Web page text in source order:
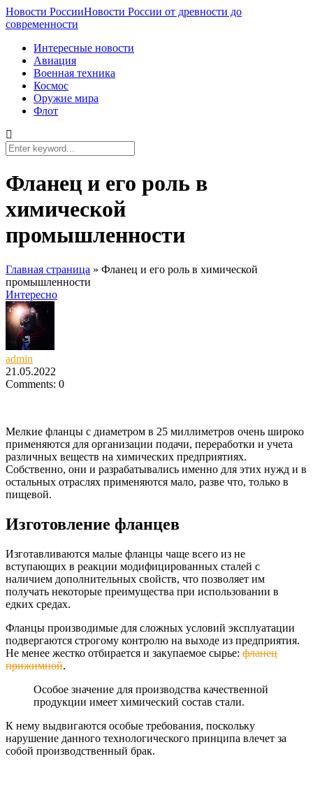
Новости РоссииНовости России от древности до
современности
Интересные новости
Авиация
Военная техника
Космос
Оружие мира
Флот
Фланец и его роль в
химической
промышленности
Главная страница » Фланец и его роль в химической
промышленности
Интересно
admin
21.05.2022
Comments: 0
Мелкие фланцы с диаметром в 25 миллиметров очень широко
применяются для организации подачи, переработки и учета
различных веществ на химических предприятиях.
Собственно, они и разрабатывались именно для этих нужд и в
остальных отраслях применяются мало, разве что, только в
пищевой.
Изготовление фланцев
Изготавливаются малые фланцы чаще всего из не
вступающих в реакции модифицированных сталей с
наличием дополнительных свойств, что позволяет им
получать некоторые преимущества при использовании в
едких средах.
Фланцы производимые для сложных условий эксплуатации
подвергаются строгому контролю на выходе из предприятия.
Не менее жестко отбирается и закупаемое сырье: фланец
прижимной.
Особое значение для производства качественной
продукции имеет химический состав стали.
К нему выдвигаются особые требования, поскольку
нарушение данного технологического принципа влечет за
собой производственный брак.